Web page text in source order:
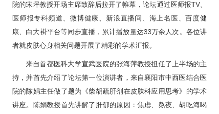
院的宋坪教授开场主席致辞后拉开了帷幕，论坛通过医师报TV、
医师报专科频道、微博健康、新浪直播间、海上名医、百度健
康、白大褂平台等同步直播，累计播放量达33万余人次。各位讲
者就皮肤心身相关问题开展了精彩的学术汇报。
来自首都医科大学宣武医院的张海萍教授担任了上半场的主
持，并首先介绍了论坛第一位演讲者，来自襄阳市中西医结合医
院的陈娟主任做了题为《柴胡疏肝剂在皮肤科应用思考》的学术
讲座。陈娟教授首先讲解了肝郁的原因：焦虑、熬夜、胡吃海喝